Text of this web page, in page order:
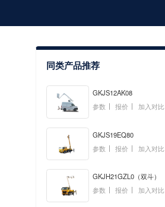
同类产品推荐
GKJS12AK08
参数
报价 加入对比
GKJS19EQ80
参数
报价 加入对比
GKJH21GZL0（双斗）
参数
报价 加入对比